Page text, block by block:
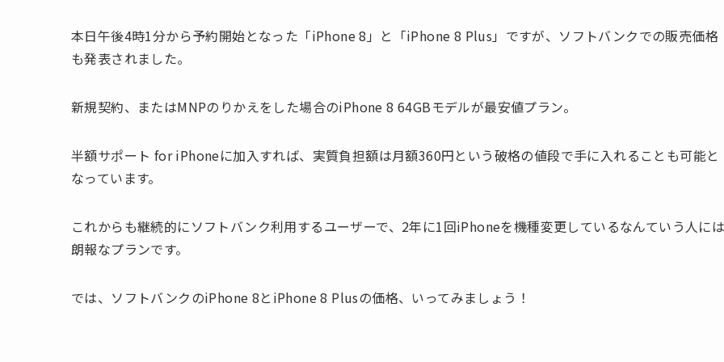
本日午後4時1分から予約開始となった「iPhone 8」と「iPhone 8 Plus」ですが、ソフトバンクでの販売価格
も発表されました。
新規契約、またはMNPのりかえをした場合のiPhone 8 64GBモデルが最安値プラン。
半額サポート for iPhoneに加入すれば、実質負担額は月額360円という破格の値段で手に入れることも可能と
なっています。
これからも継続的にソフトバンク利用するユーザーで、2年に1回iPhoneを機種変更しているなんていう人に
朗報なプランです。
では、ソフトバンクのiPhone 8とiPhone 8 Plusの価格、いってみましょう！